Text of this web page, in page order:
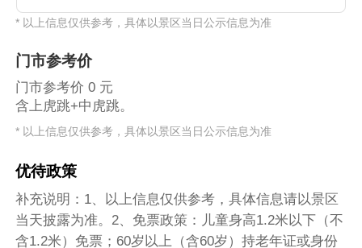
* 以上信息仅供参考，具体以景区当日公示信息为准
门市参考价
门市参考价 0 元
含上虎跳+中虎跳。
* 以上信息仅供参考，具体以景区当日公示信息为准
优待政策
补充说明：1、以上信息仅供参考，具体信息请以景区
当天披露为准。2、免票政策：儿童身高1.2米以下（不
含1.2米）免票；60岁以上（含60岁）持老年证或身份